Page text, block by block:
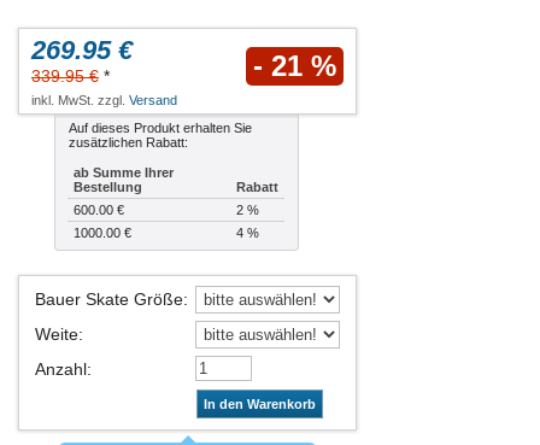
269.95 €
339.95 € * - 21 %
inkl. MwSt. zzgl. Versand
Auf dieses Produkt erhalten Sie
zusätzlichen Rabatt:
ab Summe Ihrer
Bestellung
Rabatt
600.00 €
2 %
1000.00 €
4 %
Bauer Skate Größe:
Weite:
Anzahl:
In den Warenkorb